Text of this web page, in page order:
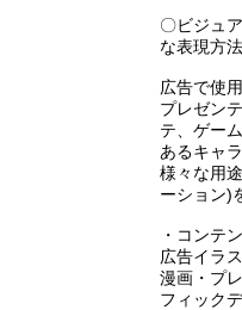
〇ビジュ
な表現方
広告で使
プレゼン
テ、ゲー
あるキャ
様々な用
ーション)
・コンテ
広告イラ
漫画・プ
フィック